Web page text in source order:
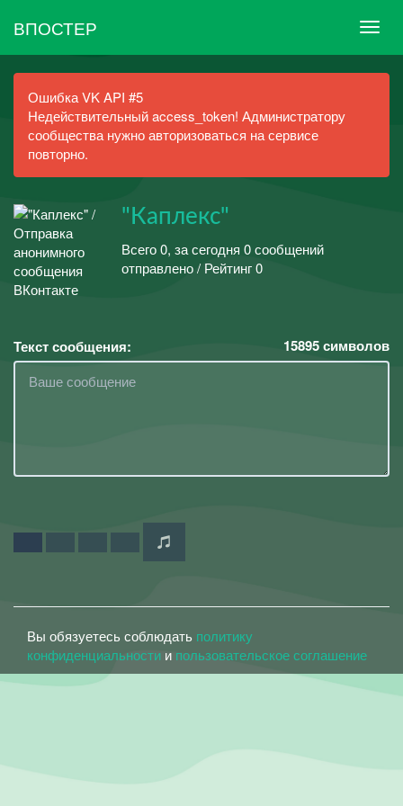
ВПОСТЕР
Ошибка VK API #5
Недействительный access_token! Администратору
сообщества нужно авторизоваться на сервисе
повторно.
"Каплекс"
Всего 0, за сегодня 0 сообщений
отправлено / Рейтинг 0
Текст сообщения: 15895символов
Вы обязуетесь соблюдать политику
конфиденциальности и пользовательское соглашение